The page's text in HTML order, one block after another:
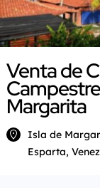
Venta de
Margarita
Isla de
Esparta,